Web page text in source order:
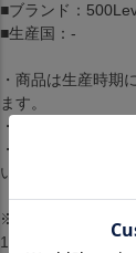
■ブランド：
■生産国：-
・商品は生産時期
ます。
・商品はモニター
・洗濯・アイロン
い。
※取り寄せ注文規
1.2点以上のお買い